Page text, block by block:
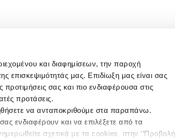
και διαφημίσεων, την παροχή
επισκεψιμότητάς μας. Επιδίωξη μας είναι σας
σας και πιο ενδιαφέρουσα στις
προτάσεις.
να ανταποκριθούμε στα παραπάνω.
ενδιαφέρουν και να επιλέξετε από τα
σχετικά με τα cookies στην ‘’Προβολή